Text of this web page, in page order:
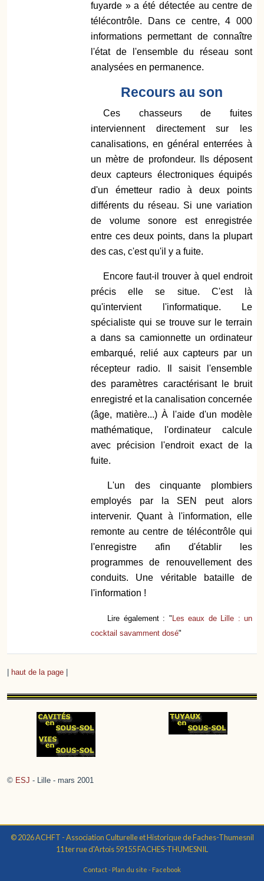
fuyarde » a été détectée au centre de
télécontrôle. Dans ce centre, 4 000
informations permettant de connaître
l'état de l'ensemble du réseau sont
analysées en permanence.
Recours au son
Ces chasseurs de fuites
interviennent directement sur les
canalisations, en général enterrées à
un mètre de profondeur. Ils déposent
deux capteurs électroniques équipés
d'un émetteur radio à deux points
différents du réseau. Si une variation
de volume sonore est enregistrée
entre ces deux points, dans la plupart
des cas, c'est qu'il y a fuite.
Encore faut-il trouver à quel endroit
précis elle se situe. C'est là
qu'intervient l'informatique. Le
spécialiste qui se trouve sur le terrain
a dans sa camionnette un ordinateur
embarqué, relié aux capteurs par un
récepteur radio. Il saisit l'ensemble
des paramètres caractérisant le bruit
enregistré et la canalisation concernée
(âge, matière...) À l'aide d'un modèle
mathématique, l'ordinateur calcule
avec précision l'endroit exact de la
fuite.
L'un des cinquante plombiers
employés par la SEN peut alors
intervenir. Quant à l'information, elle
remonte au centre de télécontrôle qui
l'enregistre afin d'établir les
programmes de renouvellement des
conduits. Une véritable bataille de
l'information !
Lire également : " Les eaux de Lille : un
cocktail savamment dosé"
haut de la page
© ESJ - Lille - mars 2001
© 2026 ACHFT - Association Culturelle et Historique de Faches-Thumesnil
11 ter rue d'Artois 59155 FACHES-THUMESNIL
Contact- Plan du site - Facebook